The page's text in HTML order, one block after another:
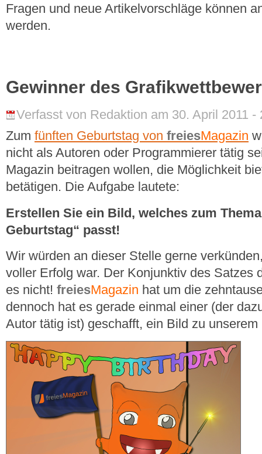
Fragen und neue Artikelvorschläge können
werden.
Gewinner des
Verfasst von Redaktion am 30. April 2011 -
Zum fünften Geburtstag von freiesMagazin
nicht als Autoren oder Programmierer tätig
Magazin beitragen wollen, die Möglichkeit
betätigen. Die Aufgabe lautete:
Erstellen Sie ein Bild, welches zum
Geburtstag“ passt!
Wir würden an dieser Stelle gerne
voller Erfolg war. Der Konjunktiv des Satzes
es nicht! freiesMagazin hat um die
dennoch hat es gerade einmal einer (der
Autor tätig ist) geschafft, ein Bild zu